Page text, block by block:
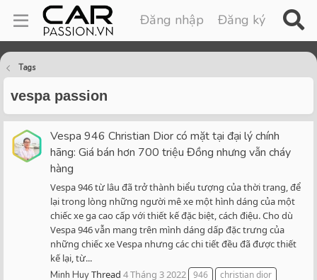
Đăng nhập Đăng ký
Tags
vespa passion
Vespa 946 Christian Dior có mặt tại đại lý chính
hãng: Giá bán hơn 700 triệu Đồng nhưng vẫn cháy
hàng
Vespa 946 từ lâu đã trở thành biểu tượng của thời trang, để
lại trong lòng những người mê xe một hình dáng của một
chiếc xe ga cao cấp với thiết kế đặc biệt, cách điệu. Cho dù
Vespa 946 vẫn mang trên mình dáng dấp đặc trưng của
những chiếc xe Vespa nhưng các chi tiết đều đã được thiết
kế lại, từ...
Minh HuyThread 4 Tháng 3 2022 946
christian dior